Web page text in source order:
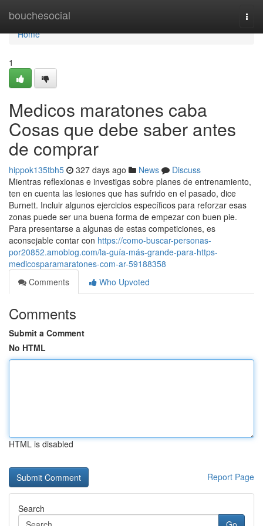
bouchesocial
Home
Home
1
Medicos maratones caba
Cosas que debe saber antes
de comprar
hippok135tbh5 327 days ago News
Discuss
Mientras reflexionas e investigas sobre planes de entrenamiento,
ten en cuenta las lesiones que has sufrido en el pasado, dice
Burnett. Incluir algunos ejercicios específicos para reforzar esas
zonas puede ser una buena forma de empezar con buen pie.
Para presentarse a algunas de estas competiciones, es
aconsejable contar con https://como-buscar-personas-
por20852.amoblog.com/la-guía-más-grande-para-https-
medicosparamaratones-com-ar-59188358
Comments
Who Upvoted
Comments
Submit a Comment
No HTML
HTML is disabled
Report Page
Search